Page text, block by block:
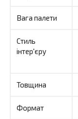
Вага палети
Стиль
інтер'єру
Товщина
Формат